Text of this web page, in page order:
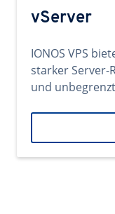
vServer
IONOS VPS
starker Server-
und